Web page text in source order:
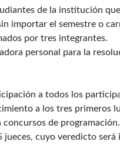
de la institución
importar el semestre o
por tres integrantes.
personal para la
a todos los
a los tres primeros
de programación.
cuyo veredicto será